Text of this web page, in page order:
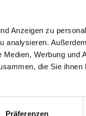
Anzeigen zu
analysieren.
Werbung
die Sie
Präferenzen